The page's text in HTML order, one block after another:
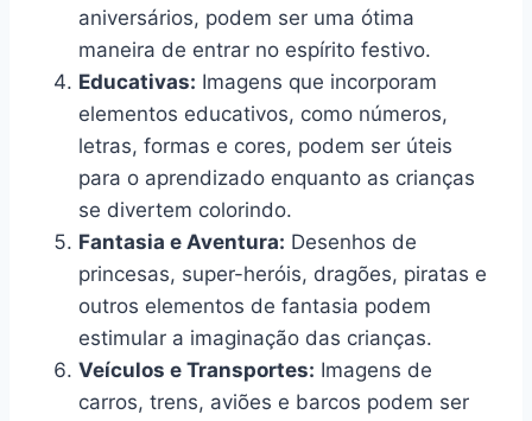
aniversários, podem ser uma ótima
maneira de entrar no espírito festivo.
Educativas: Imagens que incorporam
elementos educativos, como números,
letras, formas e cores, podem ser úteis
para o aprendizado enquanto as crianças
se divertem colorindo.
Fantasia e Aventura: Desenhos de
princesas, super-heróis, dragões, piratas e
outros elementos de fantasia podem
estimular a imaginação das crianças.
Veículos e Transportes: Imagens de
carros, trens, aviões e barcos podem ser